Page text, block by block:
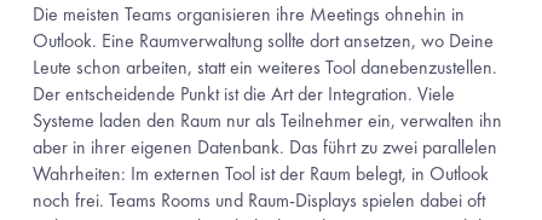
Die meisten Teams organisieren ihre Meetings ohnehin in
Outlook. Eine Raumverwaltung sollte dort ansetzen, wo Deine
Leute schon arbeiten, statt ein weiteres Tool danebenzustellen.
Der entscheidende Punkt ist die Art der Integration. Viele
Systeme laden den Raum nur als Teilnehmer ein, verwalten ihn
aber in ihrer eigenen Datenbank. Das führt zu zwei parallelen
Wahrheiten: Im externen Tool ist der Raum belegt, in Outlook
noch frei. Teams Rooms und Raum-Displays spielen dabei oft